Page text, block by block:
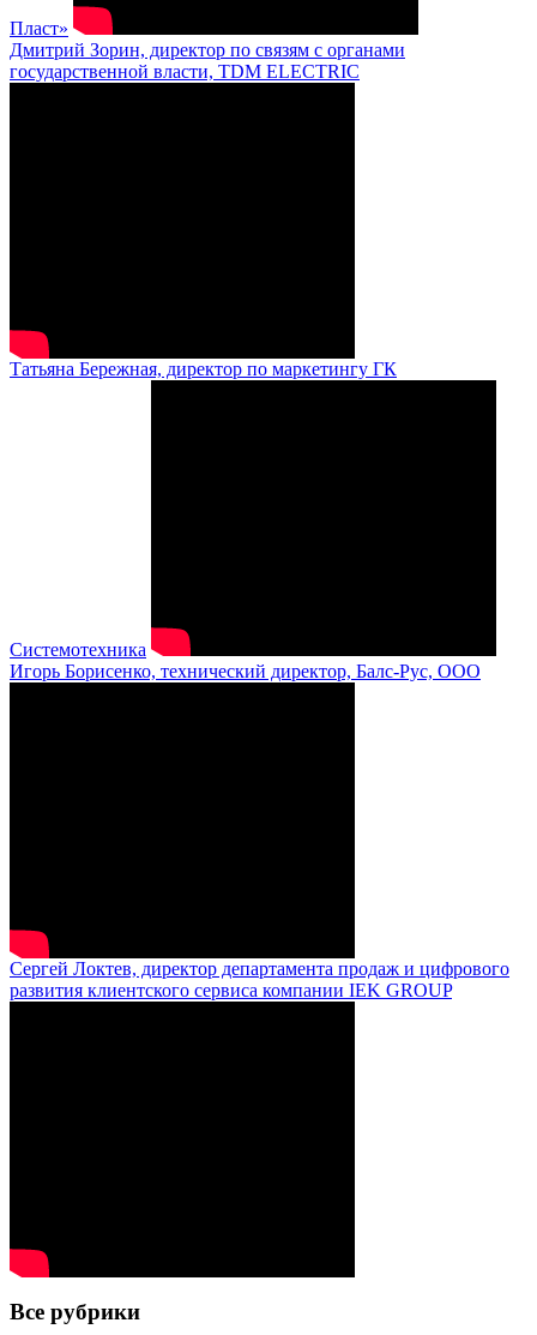
Пласт»
Дмитрий Зорин, директор по связям с органами
государственной власти, TDM ELECTRIC
Татьяна Бережная, директор по маркетингу ГК
Системотехника
Игорь Борисенко, технический директор, Балс-Рус, ООО
Сергей Локтев, директор департамента продаж и цифрового
развития клиентского сервиса компании IEK GROUP
Все рубрики